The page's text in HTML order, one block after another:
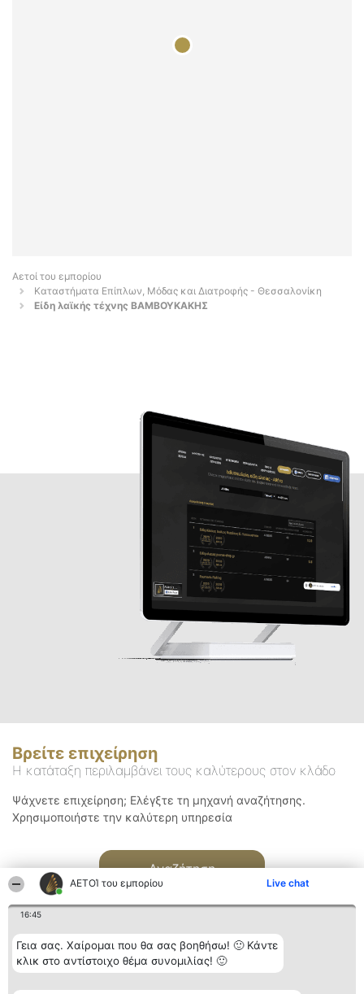
ΑΕΤΟΊ του εμπορίου Live chat
16:45
Γεια σας. Χαίρομαι που θα σας βοηθήσω! 🙂 Κάντε
κλικ στο αντίστοιχο θέμα συνομιλίας! 🙂
Αετοί του εμπορίου
Καταστήματα Επίπλων, Μόδας και Διατροφής - Θεσσαλονίκη
Είδη λαϊκής τέχνης ΒΑΜΒΟΥΚΑΚΗΣ
Βρείτε επιχείρηση
Η κατάταξη περιλαμβάνει τους καλύτερους στον κλάδο
Ψάχνετε επιχείρηση; Ελέγξτε τη μηχανή αναζήτησης.
Χρησιμοποιήστε την καλύτερη υπηρεσία
Αναζήτηση
Διοργανωτής της
Κατάταξη Επικοινωνία